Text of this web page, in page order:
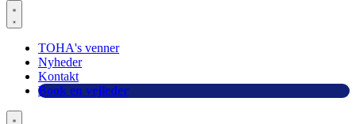
TOHA's venner
Nyheder
Kontakt
Book en vejleder